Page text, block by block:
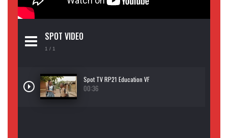
SPOT VIDEO
1 / 1
Spot TV RP21 Education VF
00:36